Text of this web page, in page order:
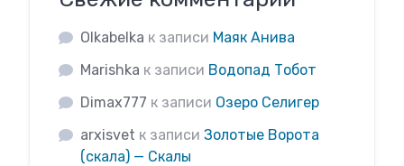
Olkabelka к записи Маяк Анива
Marishka к записи Водопад Тобот
Dimax777 к записи Озеро Селигер
arxisvet к записи Золотые Ворота
(скала) — Скалы